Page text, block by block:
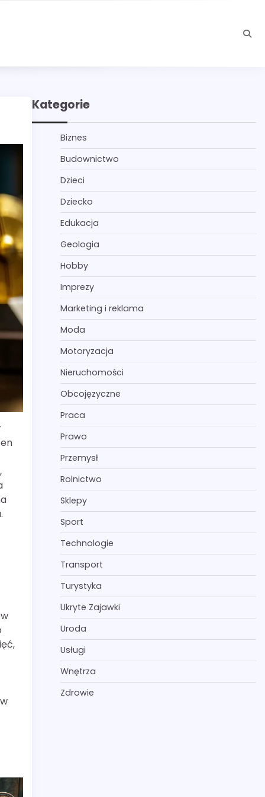
Kategorie
Biznes
Budownictwo
Dzieci
Dziecko
Edukacja
Geologia
Hobby
Imprezy
Marketing i reklama
Moda
Motoryzacja
Nieruchomości
Obcojęzyczne
Praca
Prawo
Przemysł
Rolnictwo
Sklepy
Sport
Technologie
Transport
Turystyka
Ukryte Zajawki
Uroda
Usługi
Wnętrza
Zdrowie